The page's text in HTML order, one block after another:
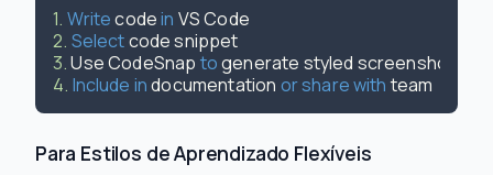
1. Write code in
2. Select
3. Use CodeSnap to
4. Include in documentation orsharewith
Para Estilos de Aprendizado Flexíveis